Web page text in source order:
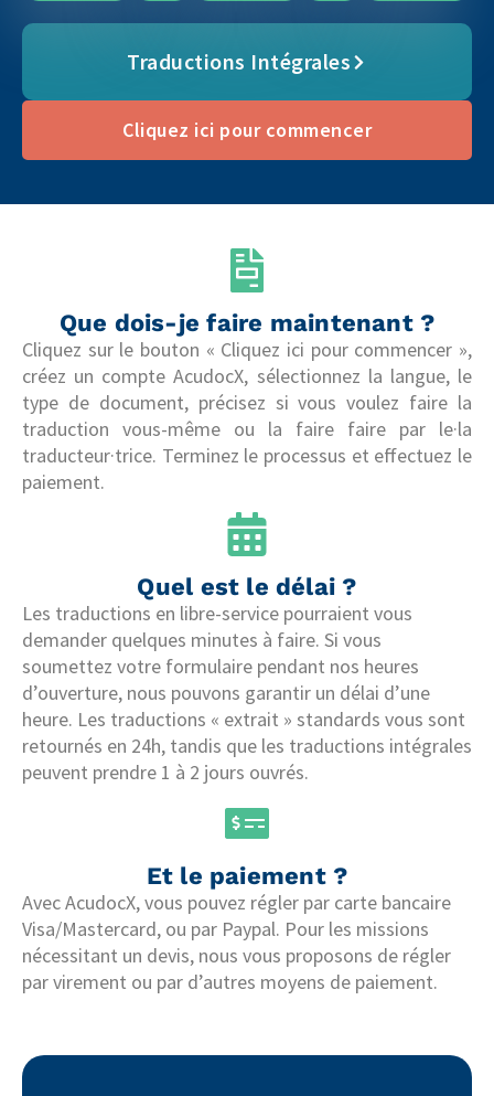
Traductions Intégrales
Cliquez ici pour commencer
Que dois-je faire maintenant ?
Cliquez sur le bouton « Cliquez ici pour commencer »,
créez un compte AcudocX, sélectionnez la langue, le
type de document, précisez si vous voulez faire la
traduction vous-même ou la faire faire par le·la
traducteur·trice. Terminez le processus et effectuez le
paiement.
Quel est le délai ?
Les traductions en libre-service pourraient vous
demander quelques minutes à faire. Si vous
soumettez votre formulaire pendant nos heures
d’ouverture, nous pouvons garantir un délai d’une
heure. Les traductions « extrait » standards vous sont
retournés en 24h, tandis que les traductions intégrales
peuvent prendre 1 à 2 jours ouvrés.
Et le paiement ?
Avec AcudocX, vous pouvez régler par carte bancaire
Visa/Mastercard, ou par Paypal. Pour les missions
nécessitant un devis, nous vous proposons de régler
par virement ou par d’autres moyens de paiement.